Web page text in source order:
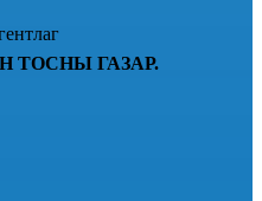
ТОСНЫ ГАЗАР.